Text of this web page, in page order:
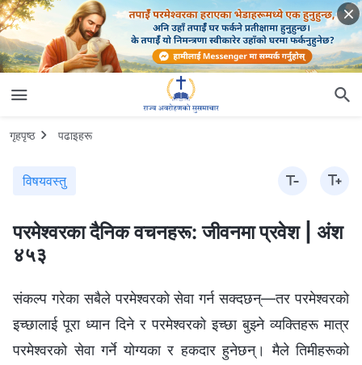
गृहपृष्ठ पढाइहरू
विषयवस्तु
परमेश्‍वरका दैनिक वचनहरू: जीवनमा प्रवेश | अंश
४५३
संकल्प गरेका सबैले परमेश्‍वरको सेवा गर्न सक्दछन्—तर परमेश्‍वरको
इच्छालाई पूरा ध्यान दिने र परमेश्‍वरको इच्छा बुझ्ने व्यक्तिहरू मात्र
परमेश्‍वरको सेवा गर्ने योग्यका र हकदार हुनेछन्। मैले तिमीहरूको